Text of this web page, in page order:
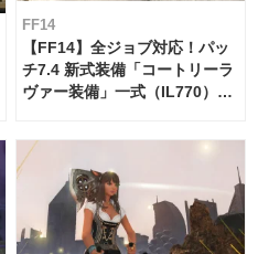
FF14
【FF14】全ジョブ対応！パッ
チ7.4 新式装備「コートリーラ
ヴァー装備」一式（IL770）の